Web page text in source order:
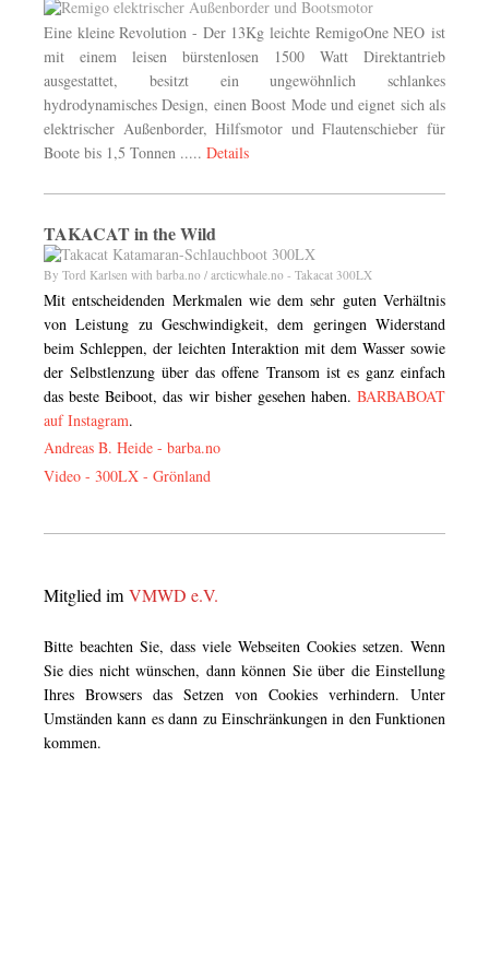
Eine kleine Revolution - Der 13Kg leichte RemigoOne NEO ist
mit einem leisen bürstenlosen 1500 Watt Direktantrieb
ausgestattet, besitzt ein ungewöhnlich schlankes
hydrodynamisches Design, einen Boost Mode und eignet sich als
elektrischer Außenborder, Hilfsmotor und Flautenschieber für
Boote bis 1,5 Tonnen ..... Details
TAKACAT in the Wild
By Tord Karlsen with barba.no / arcticwhale.no - Takacat 300LX
Mit entscheidenden Merkmalen wie dem sehr guten Verhältnis
von Leistung zu Geschwindigkeit, dem geringen Widerstand
beim Schleppen, der leichten Interaktion mit dem Wasser sowie
der Selbstlenzung über das offene Transom ist es ganz einfach
das beste Beiboot, das wir bisher gesehen haben. BARBABOAT
auf Instagram.
Andreas B. Heide - barba.no
Video - 300LX - Grönland
Mitglied im VMWD e.V.
Bitte beachten Sie, dass viele Webseiten Cookies setzen. Wenn
Sie dies nicht wünschen, dann können Sie über die Einstellung
Ihres Browsers das Setzen von Cookies verhindern. Unter
Umständen kann es dann zu Einschränkungen in den Funktionen
kommen.